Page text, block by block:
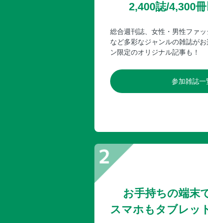
2,400誌/4,300
総合週刊誌、女性・男性ファ
など多彩なジャンルの雑誌が
ン限定のオリジナル記事も！
参加雑誌一
お手持ちの端末
スマホもタブレッ